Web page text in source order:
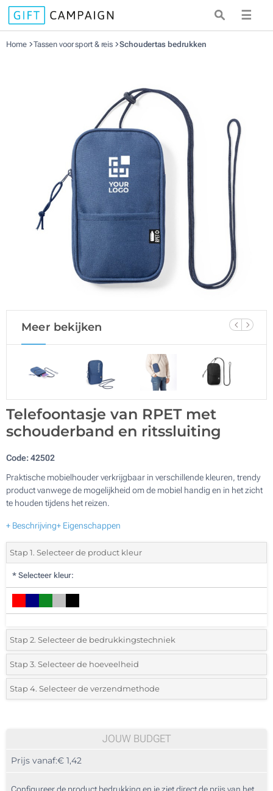
☰
Home Tassen voor sport & reis Schoudertas bedrukken
Meer bekijken
Telefoontasje van RPET met
schouderband en ritssluiting
Code:42502
Praktische mobielhouder verkrijgbaar in verschillende kleuren, trendy
product vanwege de mogelijkheid om de mobiel handig en in het zicht
te houden tijdens het reizen.
+ Beschrijving+ Eigenschappen
Stap 1. Selecteer de product kleur
* Selecteer kleur:
Stap 2. Selecteer de bedrukkingstechniek
*Selecteer de bedrukking en kleuren van het logo:
1 Kleur (Aan een kant)
3 Kleuren (Aan een kant)
Stap 3. Selecteer de hoeveelheid
*Selecteer uit de lijst of voeg het gewenste aantal in
140
Stap 4. Selecteer de verzendmethode
JOUW BUDGET
Prijs vanaf:€ 1,42
Configureer de product bedrukking en je ziet direct de prijs van het